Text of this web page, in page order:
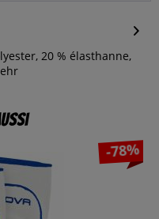
20 % élasthanne,
-78%